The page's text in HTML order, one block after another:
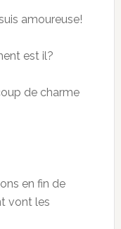
amoureuse!
est il?
de charme
en fin de
vont les